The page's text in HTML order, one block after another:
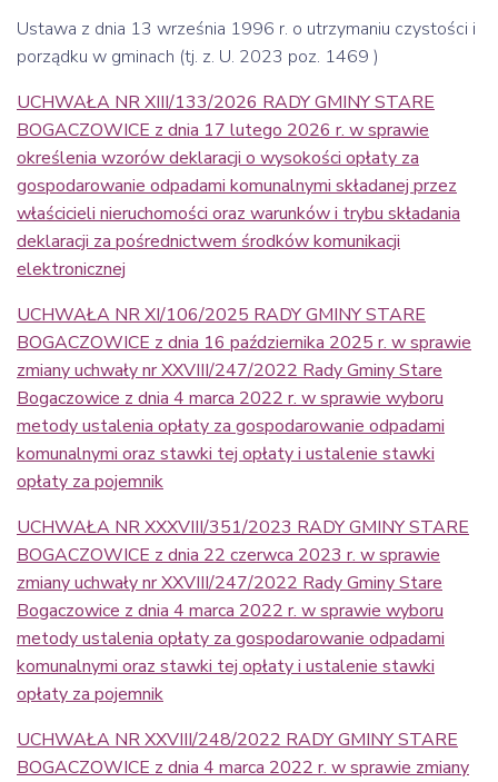
Ustawa z dnia 13 września 1996 r. o utrzymaniu czystości i
porządku w gminach (tj. z. U. 2023 poz. 1469 )
UCHWAŁA NR XIII/133/2026 RADY GMINY STARE
BOGACZOWICE z dnia 17 lutego 2026 r. w sprawie
określenia wzorów deklaracji o wysokości opłaty za
gospodarowanie odpadami komunalnymi składanej przez
właścicieli nieruchomości oraz warunków i trybu składania
deklaracji za pośrednictwem środków komunikacji
elektronicznej
UCHWAŁA NR XI/106/2025 RADY GMINY STARE
BOGACZOWICE z dnia 16 października 2025 r. w sprawie
zmiany uchwały nr XXVIII/247/2022 Rady Gminy Stare
Bogaczowice z dnia 4 marca 2022 r. w sprawie wyboru
metody ustalenia opłaty za gospodarowanie odpadami
komunalnymi oraz stawki tej opłaty i ustalenie stawki
opłaty za pojemnik
UCHWAŁA NR XXXVIII/351/2023 RADY GMINY STARE
BOGACZOWICE z dnia 22 czerwca 2023 r. w sprawie
zmiany uchwały nr XXVIII/247/2022 Rady Gminy Stare
Bogaczowice z dnia 4 marca 2022 r. w sprawie wyboru
metody ustalenia opłaty za gospodarowanie odpadami
komunalnymi oraz stawki tej opłaty i ustalenie stawki
opłaty za pojemnik
UCHWAŁA NR XXVIII/248/2022 RADY GMINY STARE
BOGACZOWICE z dnia 4 marca 2022 r. w sprawie zmiany